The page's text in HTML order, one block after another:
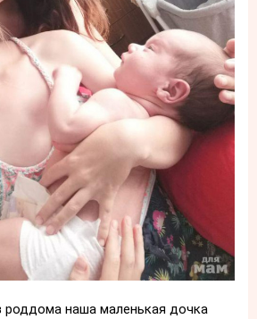
наша маленькая дочка